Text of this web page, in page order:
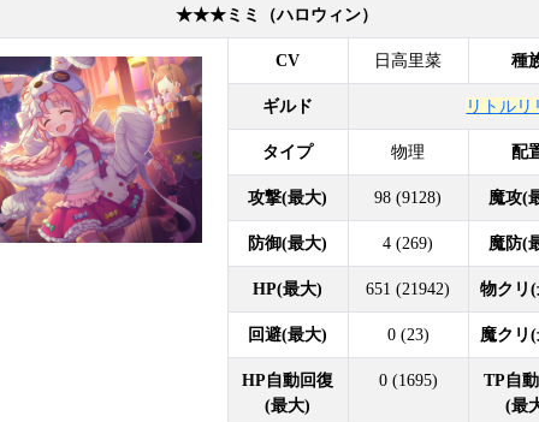
★★★ミミ（ハロウィン）
CV 日高里菜 種
ギルド リトルリ
タイプ 物理 配
攻撃(最大) 98 (9128) 魔攻(
防御(最大) 4 (269) 魔防(
HP(最大) 651 (21942) 物クリ
回避(最大) 0 (23) 魔クリ
HP自動回復
(最大)
0 (1695)
TP自
(最